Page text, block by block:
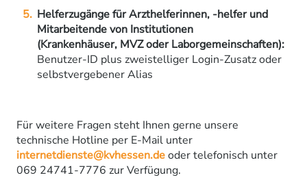
Helferzugänge für Arzthelferinnen, -helfer und
Mitarbeitende von Institutionen
(Krankenhäuser, MVZ oder Laborgemeinschaften):
Benutzer-ID plus zweistelliger Login-Zusatz oder
selbstvergebener Alias
Für weitere Fragen steht Ihnen gerne unsere
technische Hotline per E-Mail unter
internetdienste@kvhessen.deoder telefonisch unter
069 24741-7776 zur Verfügung.